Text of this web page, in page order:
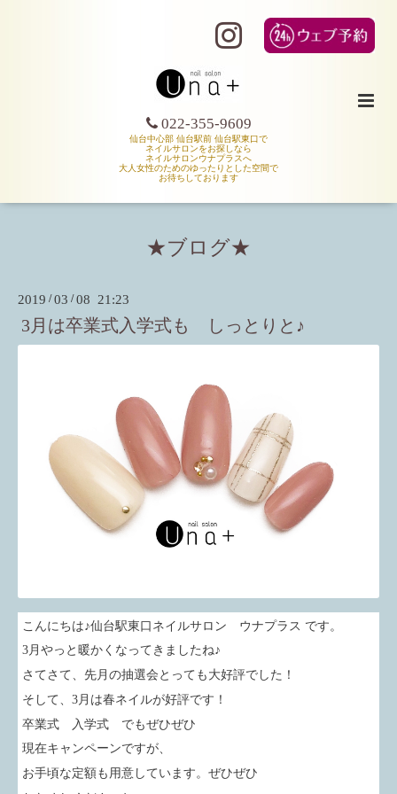
022-355-9609
仙台中心部 仙台駅前 仙台駅東口で
ネイルサロンをお探しなら
ネイルサロンウナプラスへ
大人女性のためのゆったりとした空間で
お待ちしております
★ブログ★
2019 /03 /08 21:23
3月は卒業式入学式も しっとりと♪
こんにちは♪仙台駅東口ネイルサロン ウナプラス です。
3月やっと暖かくなってきましたね♪
さてさて、先月の抽選会とっても大好評でした！
そして、3月は春ネイルが好評です！
卒業式 入学式 でもぜひぜひ
現在キャンペーンですが、
お手頃な定額も用意しています。ぜひぜひ